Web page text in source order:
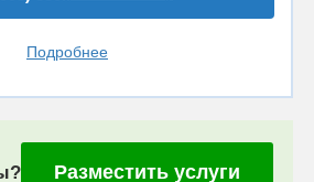
Подробнее
Разместить услуги